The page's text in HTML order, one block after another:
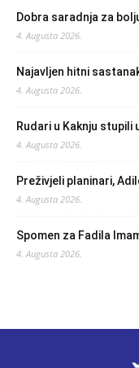
Dobra saradnja za
4. Augusta 2026.
Najavljen hitni
4. Augusta 2026.
Rudari u Kaknju stupili
4. Augusta 2026.
Preživjeli planinari,
4. Augusta 2026.
Spomen za Fadila
4. Augusta 2026.